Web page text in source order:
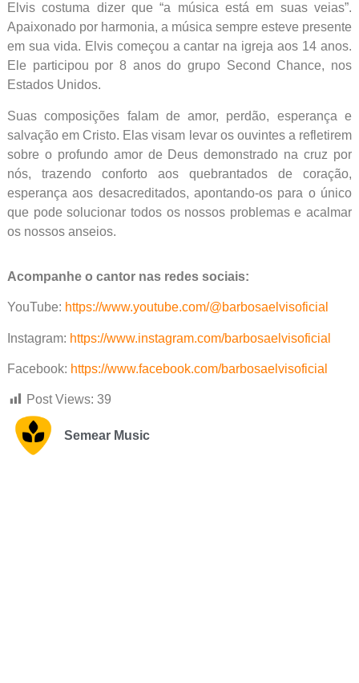
Elvis costuma dizer que “a música está em suas veias”.
Apaixonado por harmonia, a música sempre esteve presente
em sua vida. Elvis começou a cantar na igreja aos 14 anos.
Ele participou por 8 anos do grupo Second Chance, nos
Estados Unidos.
Suas composições falam de amor, perdão, esperança e
salvação em Cristo. Elas visam levar os ouvintes a refletirem
sobre o profundo amor de Deus demonstrado na cruz por
nós, trazendo conforto aos quebrantados de coração,
esperança aos desacreditados, apontando-os para o único
que pode solucionar todos os nossos problemas e acalmar
os nossos anseios.
Acompanhe o cantor nas redes sociais:
YouTube: https://www.youtube.com/@barbosaelvisoficial
Instagram: https://www.instagram.com/barbosaelvisoficial
Facebook: https://www.facebook.com/barbosaelvisoficial
Post Views: 39
Semear Music